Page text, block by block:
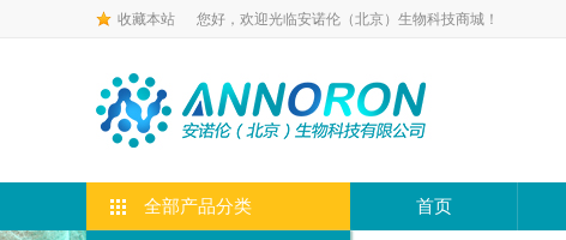
收藏本站 您好，欢迎光临安诺伦（北京）生物科技商城！
全部产品分类 首页